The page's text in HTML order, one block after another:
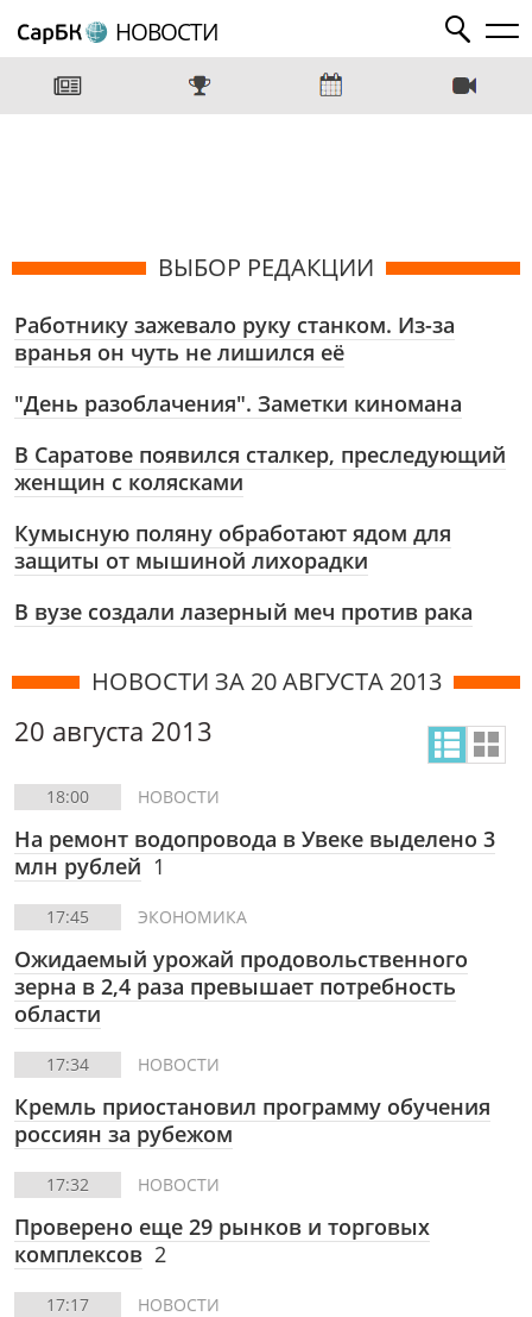
НОВОСТИ
ВЫБОР РЕДАКЦИИ
Работнику зажевало руку станком. Из-за
вранья он чуть не лишился её
"День разоблачения". Заметки киномана
В Саратове появился сталкер, преследующий
женщин с колясками
Кумысную поляну обработают ядом для
защиты от мышиной лихорадки
В вузе создали лазерный меч против рака
НОВОСТИ ЗА 20 АВГУСТА 2013
20 августа 2013
18:00 НОВОСТИ
На ремонт водопровода в Увеке выделено 3
млн рублей 1
17:45 ЭКОНОМИКА
Ожидаемый урожай продовольственного
зерна в 2,4 раза превышает потребность
области
17:34 НОВОСТИ
Кремль приостановил программу обучения
россиян за рубежом
17:32 НОВОСТИ
Проверено еще 29 рынков и торговых
комплексов 2
17:17 НОВОСТИ